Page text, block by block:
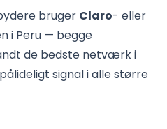
bruger Claro- eller
i Peru — begge
de bedste netværk i
signal i alle større